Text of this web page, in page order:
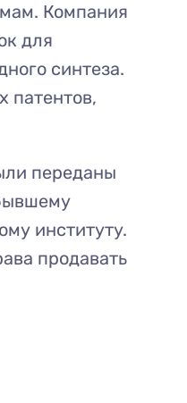
Компания
для
синтеза.
патентов,
переданы
институту.
продавать